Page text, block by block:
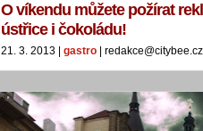
O víkendu můžete požírat
ústřice i čokoládu!
21. 3. 2013 | gastro | redakce@citybee.cz